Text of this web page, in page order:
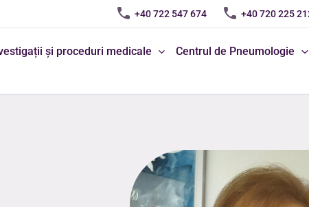
+40 722 547 674 +40 720 225
și proceduri medicale Centrul de Pneumologie